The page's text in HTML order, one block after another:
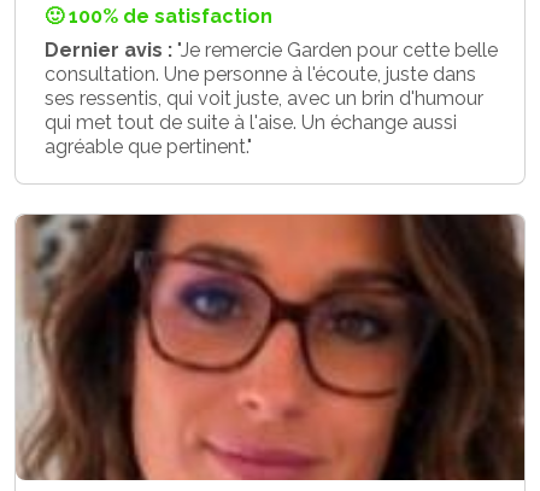
🙂 100% de satisfaction
Dernier avis : "Je remercie Garden pour cette belle
consultation. Une personne à l'écoute, juste dans
ses ressentis, qui voit juste, avec un brin d'humour
qui met tout de suite à l'aise. Un échange aussi
agréable que pertinent."